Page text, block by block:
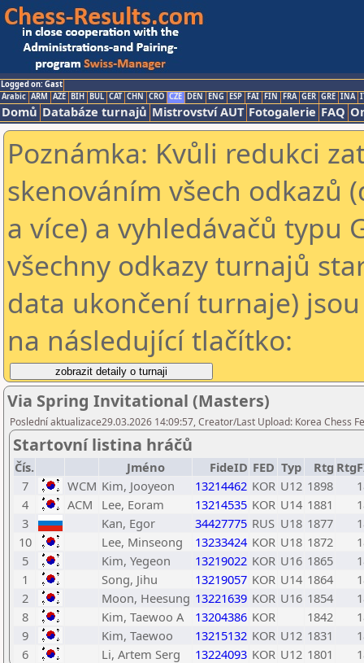
Logged on: Gast
Arabic ARM AZE BIH BUL CAT CHN CRO CZE DEN ENG ESP FAI FIN FRA GER GRE INA
Domů Databáze turnajů Mistrovství AUT Fotogalerie FAQ
Poznámka: Kvůli redukci
skenováním všech odkazů
a více) a vyhledávačů typu
všechny odkazy turnajů
data ukončení turnaje)
na následující tlačítko:
Via Spring Invitational (Masters)
Poslední aktualizace29.03.2026 14:09:57, Creator/Last Upload: Korea Chess
Startovní listina hráčů
Čís. Jméno FideID FED Typ Rtg
7
WCM Kim, Jooyeon 13214462 KOR U12 1898
4
ACM Lee, Eoram 13214535 KOR U14 1881
3
Kan, Egor 34427775 RUS U18 1877
10
Lee, Minseong 13233424 KOR U18 1872
5
Kim, Yegeon 13219022 KOR U16 1865
1
Song, Jihu 13219057 KOR U14 1864
2
Moon, Heesung 13221639 KOR U16 1854
8
Kim, Taewoo A 13204386 KOR 1842
9
Kim, Taewoo 13215132 KOR U12 1831
6
Li, Artem Serg 13224093 KOR U12 1801